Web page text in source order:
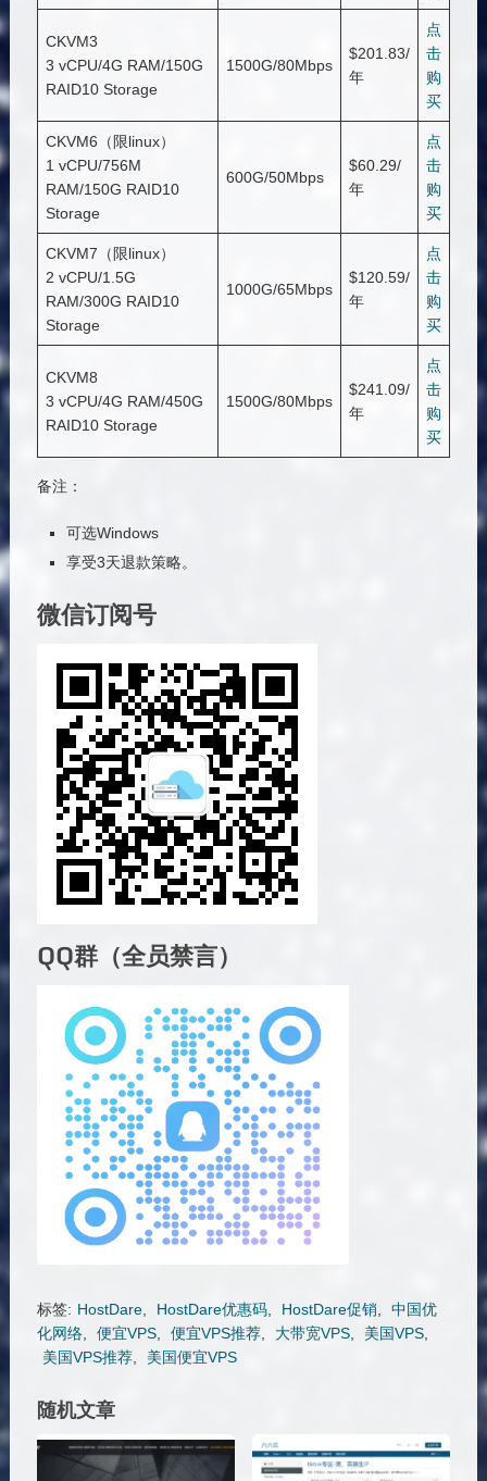
CKVM3
3 vCPU/4G RAM/150G
RAID10 Storage
1500G/80Mbps
$201.83/
年
点
击
购
买
CKVM6（限linux）
1 vCPU/756M
RAM/150G RAID10
Storage
600G/50Mbps
$60.29/
年
点
击
购
买
CKVM7（限linux）
2 vCPU/1.5G
RAM/300G RAID10
Storage
1000G/65Mbps
$120.59/
年
点
击
购
买
CKVM8
3 vCPU/4G RAM/450G
RAID10 Storage
1500G/80Mbps
$241.09/
年
点
击
购
买
备注：
可选Windows
享受3天退款策略。
微信订阅号
QQ群（全员禁言）
标签: HostDare, HostDare优惠码, HostDare促销,
中国优
化网络, 便宜VPS, 便宜VPS推荐, 大带宽VPS, 美国VPS,
美国VPS推荐, 美国便宜VPS
随机文章